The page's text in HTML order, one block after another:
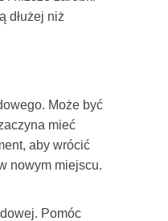
dłużej niż
Może być
mieć
aby wrócić
nowym miejscu.
Pomóc